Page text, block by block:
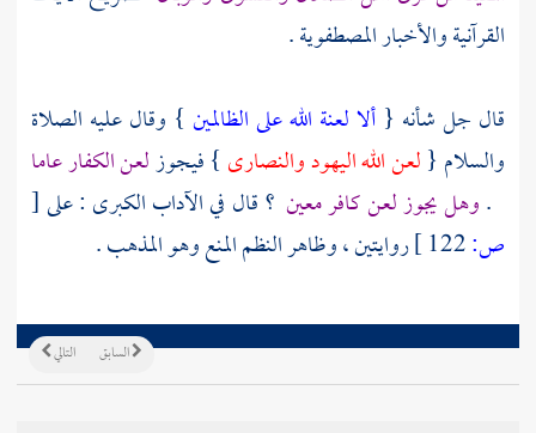
القرآنية والأخبار المصطفوية .
قال جل شأنه { ألا لعنة الله على الظالمين } وقال عليه الصلاة
والسلام {لعن اللهاليهودوالنصارى } فيجوزلعن الكفار عاما
.وهل يجوز لعن كافر معين ؟ قال في الآداب الكبرى : على[
ص:
روايتين ، وظاهر النظم المنع وهو المذهب .
التالي السابق